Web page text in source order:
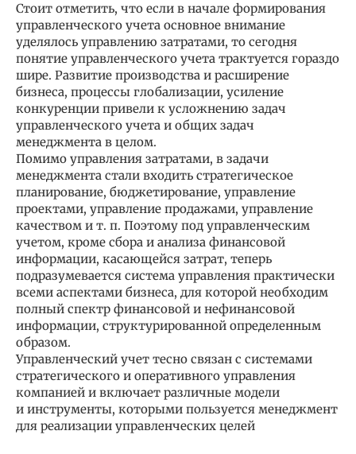
Стоит отметить, что если в начале формирования
управленческого учета основное внимание
уделялось управлению затратами, то сегодня
понятие управленческого учета трактуется гораздо
шире. Развитие производства и расширение
бизнеса, процессы глобализации, усиление
конкуренции привели к усложнению задач
управленческого учета и общих задач
менеджмента в целом.
Помимо управления затратами, в задачи
менеджмента стали входить стратегическое
планирование, бюджетирование, управление
проектами, управление продажами, управление
качеством и т. п. Поэтому под управленческим
учетом, кроме сбора и анализа финансовой
информации, касающейся затрат, теперь
подразумевается система управления практически
всеми аспектами бизнеса, для которой необходим
полный спектр финансовой и нефинансовой
информации, структурированной определенным
образом.
Управленческий учет тесно связан с системами
стратегического и оперативного управления
компанией и включает различные модели
и инструменты, которыми пользуется менеджмент
для реализации управленческих целей